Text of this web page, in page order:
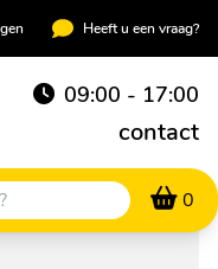
Heeft u een vraag?
09:00 - 17:00
contact
0